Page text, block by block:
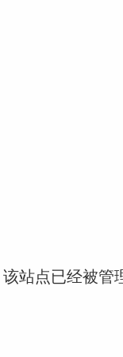
站点已经被管